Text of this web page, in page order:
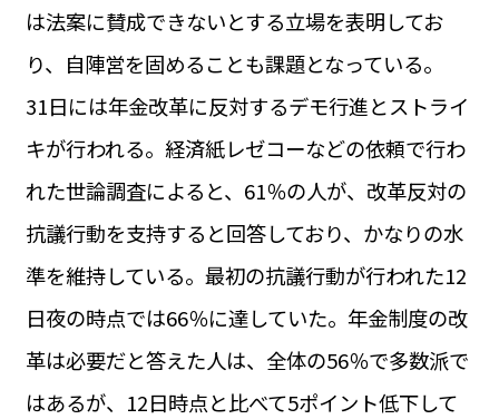
#カルカッソンヌ Carcassonne
#サステナブル
#フランス生活
#レシピ #ビューティー
#コスメ
#アルザス地方
#フランスの地方 #フロマージュ
#おでかけ
は法案に賛成できないとする立場を表明してお
り、自陣営を固めることも課題となっている。
31日には年金改革に反対するデモ行進とストライ
キが行われる。経済紙レゼコーなどの依頼で行わ
れた世論調査によると、61％の人が、改革反対の
抗議行動を支持すると回答しており、かなりの水
準を維持している。最初の抗議行動が行われた12
日夜の時点では66％に達していた。年金制度の改
革は必要だと答えた人は、全体の56％で多数派で
はあるが、12日時点と比べて5ポイント低下して